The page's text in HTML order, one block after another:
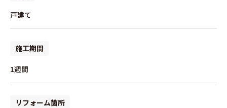
戸建て
施工期間
1週間
リフォーム箇所